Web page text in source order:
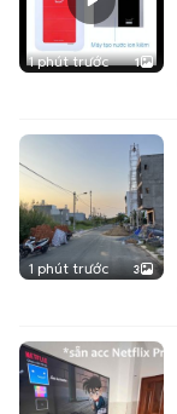
1 phút trước 1
1 phút trước 3